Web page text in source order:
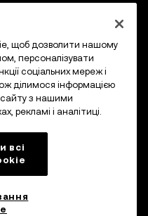
щоб дозволити нашому
персоналізувати
соціальних мереж і
ділимося інформацією
з нашими
рекламі і аналітиці.
всі